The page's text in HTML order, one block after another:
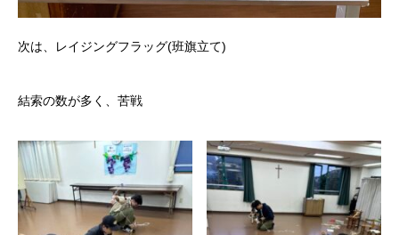
次は、レイジングフラッグ(班旗立て)
結索の数が多く、苦戦